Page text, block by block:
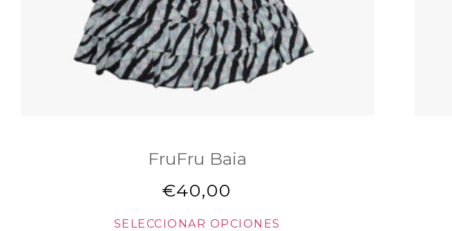
FruFru Baia
€40,00
SELECCIONAR OPCIONES